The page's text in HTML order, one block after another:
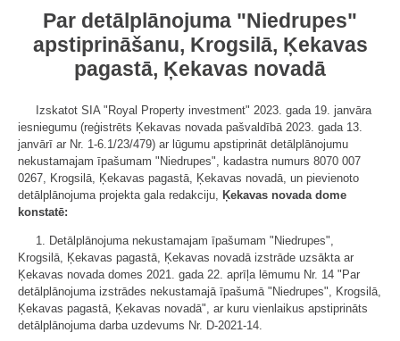
Par detālplānojuma "Niedrupes"
apstiprināšanu, Krogsilā, Ķekavas
pagastā, Ķekavas novadā
Izskatot SIA "Royal Property investment" 2023. gada 19. janvāra
iesniegumu (reģistrēts Ķekavas novada pašvaldībā 2023. gada 13.
janvārī ar Nr. 1-6.1/23/479) ar lūgumu apstiprināt detālplānojumu
nekustamajam īpašumam "Niedrupes", kadastra numurs 8070 007
0267, Krogsilā, Ķekavas pagastā, Ķekavas novadā, un pievienoto
detālplānojuma projekta gala redakciju, Ķekavas novada dome
konstatē:
1. Detālplānojuma nekustamajam īpašumam "Niedrupes",
Krogsilā, Ķekavas pagastā, Ķekavas novadā izstrāde uzsākta ar
Ķekavas novada domes 2021. gada 22. aprīļa lēmumu Nr. 14 "Par
detālplānojuma izstrādes nekustamajā īpašumā "Niedrupes", Krogsilā,
Ķekavas pagastā, Ķekavas novadā", ar kuru vienlaikus apstiprināts
detālplānojuma darba uzdevums Nr. D-2021-14.